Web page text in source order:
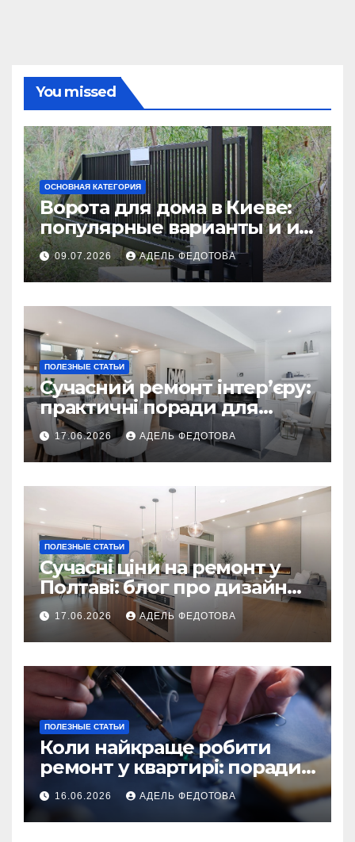
You missed
ОСНОВНАЯ КАТЕГОРИЯ
Ворота для дома в Киеве:
популярные варианты и их
особенности
09.07.2026 АДЕЛЬ ФЕДОТОВА
ПОЛЕЗНЫЕ СТАТЬИ
Сучасний ремонт інтер’єру:
практичні поради для
українських власників
17.06.2026 АДЕЛЬ ФЕДОТОВА
ПОЛЕЗНЫЕ СТАТЬИ
Сучасні ціни на ремонт у
Полтаві: блог про дизайн
інтер\’єру
17.06.2026 АДЕЛЬ ФЕДОТОВА
ПОЛЕЗНЫЕ СТАТЬИ
Коли найкраще робити
ремонт у квартирі: поради
та особливості 2026
16.06.2026 АДЕЛЬ ФЕДОТОВА